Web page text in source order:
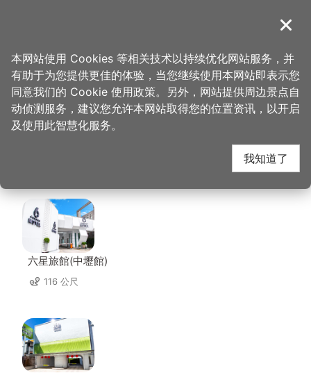
導覽
首页 > 想去的地方 > 美食、购物 > 威记肉干肉松专卖店
威记肉干肉松专卖店 周
边住宿
六星旅館(中壢館)
116 公尺
关闭
本网站使用 Cookies 等相关技术以持续优化网站服务，并
有助于为您提供更佳的体验，当您继续使用本网站即表示您
同意我们的 Cookie 使用政策。另外，网站提供周边景点自
动侦测服务，建议您允许本网站取得您的位置资讯，以开启
及使用此智慧化服务。
我知道了